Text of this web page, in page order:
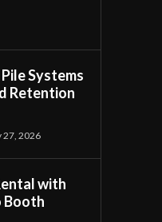
Systems
Retention
27, 2026
with
Booth